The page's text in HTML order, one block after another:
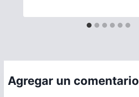
Agregar un comentario